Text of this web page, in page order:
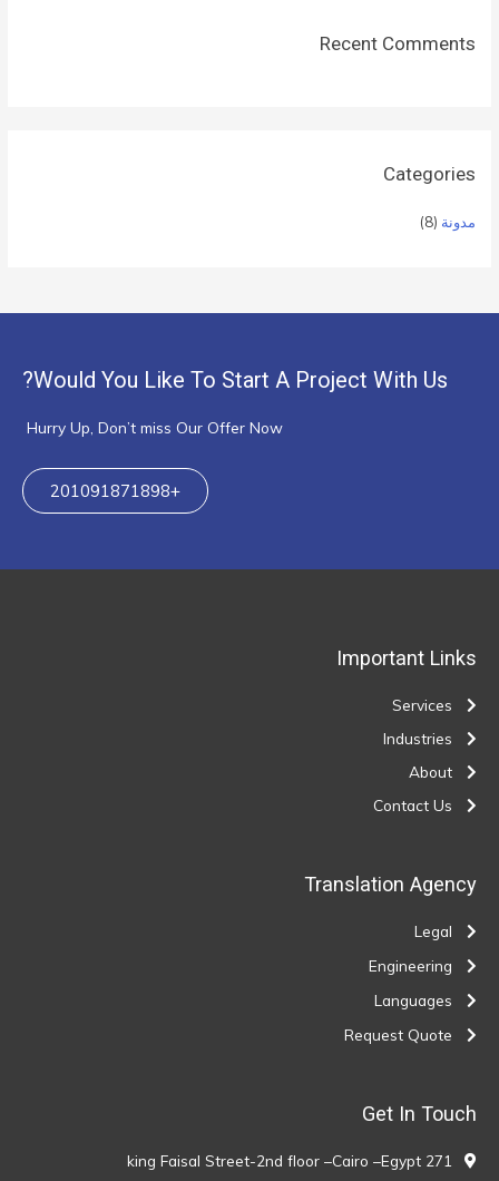
Recent Comments
Categories
مدونة (8)
Would You Like To Start A Project With Us?
Hurry Up, Don’t miss Our Offer Now
+201091871898
Important Links
Services
Industries
About
Contact Us
Translation Agency
Legal
Engineering
Languages
Request Quote
Get In Touch
271 king Faisal Street-2nd floor –Cairo –Egypt